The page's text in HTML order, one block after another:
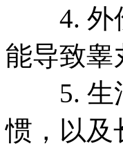
4. 外伤
能导致睾
5. 生活
惯，以及